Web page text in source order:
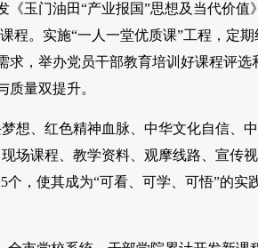
玉门油田“产业报国”思想及当代价值
程。实施“一人一堂优质课”工程，定期
求，举办党员干部教育培训好课程评选
量双提升。
想、红色精神血脉、中华文化自信、
场课程、教学资料、观摩线路、宣传
，使其成为“可看、可学、可悟”的实